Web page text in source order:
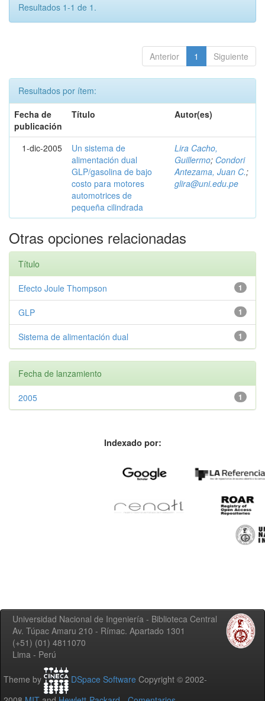
Resultados 1-1 de 1.
Anterior 1 Siguiente
Resultados por ítem:
Fecha de
publicación
Título Autor(es)
1-dic-2005
Un sistema de
alimentación dual
GLP/gasolina de bajo
costo para motores
automotrices de
pequeña cilindrada
Lira Cacho,
Guillermo; Condori
Antezama, Juan C.;
glira@uni.edu.pe
Otras opciones relacionadas
Título
1
Efecto Joule Thompson
1
GLP
1
Sistema de alimentación dual
Fecha de lanzamiento
1
2005
Indexado por:
Universidad Nacional de Ingeniería - Biblioteca Central
Av. Túpac Amaru 210 - Rímac. Apartado 1301
(+51) (01) 4811070
Lima - Perú
Theme by DSpace Software Copyright © 2002-